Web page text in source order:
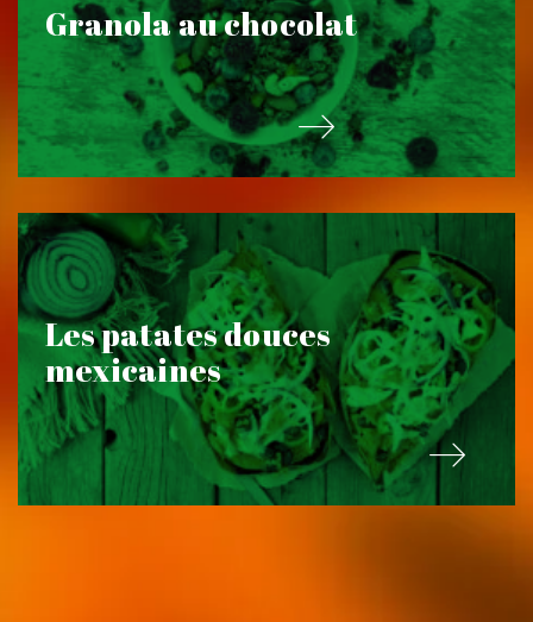
Granola au chocolat
Les patates douces
mexicaines